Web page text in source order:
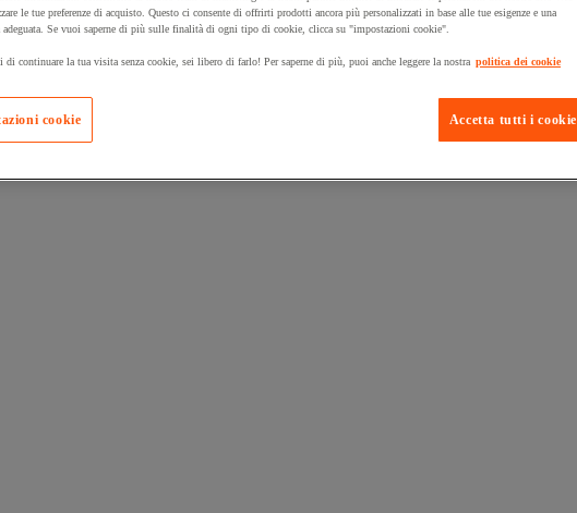
Manutan Expert
Prodotti in pronta consegna
le tue preferenze di acquisto. Questo ci consente di offrirti prodotti ancora più personalizzati in base alle tue esigenze e una
Se vuoi saperne di più sulle finalità di ogni tipo di cookie, clicca su "impostazioni cookie".
di continuare la tua visita senza cookie, sei libero di farlo! Per saperne di più, puoi anche leggere la nostra politica dei cookie
Accetta tutti i cookie
cookie